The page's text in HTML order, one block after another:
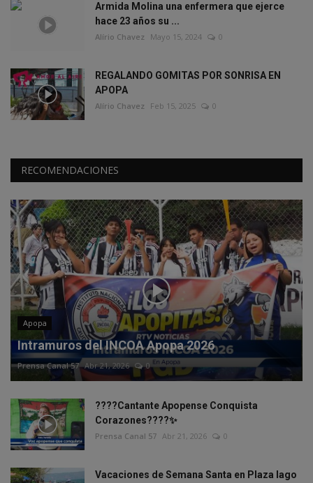
Armida Molina una enfermera que ejerce
hace 23 años su ...
Alírio Chavez Mayo 15, 2024 0
REGALANDO GOMITAS POR SONRISA EN
APOPA
Alírio Chavez Feb 15, 2025 0
RECOMENDACIONES
Apopa
Intramuros del INCOA Apopa 2026
Prensa Canal 57 Abr 21, 2026 0
????Cantante Apopense Conquista
Corazones????✨
Prensa Canal 57 Abr 21, 2026 0
Vacaciones de Semana Santa en Plaza lago